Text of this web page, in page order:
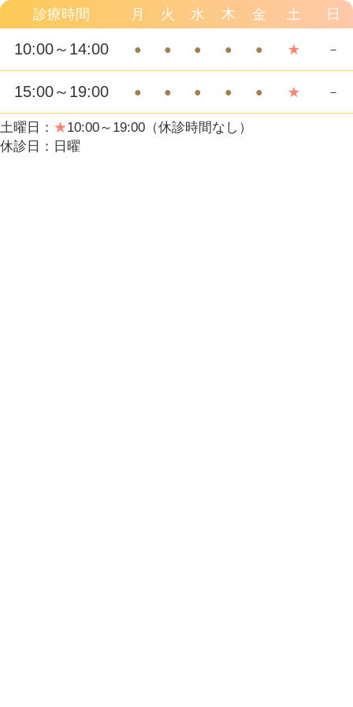
土曜日： ★10:00～19:00（休診時間なし）
休診日：日曜
診療時間 月 火 水 木 金 土 日
10:00～14:00 ● ● ● ● ● ★ －
15:00～19:00 ● ● ● ● ● ★ －